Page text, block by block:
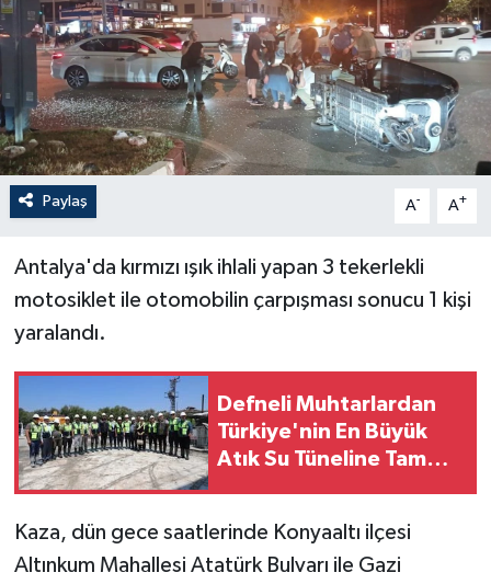
Paylaş A- A+
Antalya'da kırmızı ışık ihlali yapan 3 tekerlekli
motosiklet ile otomobilin çarpışması sonucu 1 kişi
yaralandı.
Defneli Muhtarlardan
Türkiye'nin En Büyük
Atık Su Tüneline Tam
Kaza, dün gece saatlerinde Konyaaltı ilçesi
Altınkum Mahallesi Atatürk Bulvarı ile Gazi